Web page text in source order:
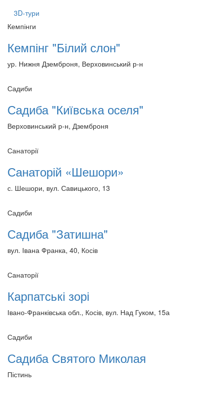
3D-тури
Кемпінги
Кемпінг "Білий слон"
ур. Нижня Дземброня, Верховинський р-н
Садиби
Садиба "Київська оселя"
Верховинський р-н, Дземброня
Санаторії
Санаторій «Шешори»
с. Шешори, вул. Савицького, 13
Садиби
Садиба "Затишна"
вул. Івана Франка, 40, Косів
Санаторії
Карпатські зорі
Івано-Франківська обл., Косів, вул. Над Гуком, 15а
Садиби
Садиба Святого Миколая
Пістинь